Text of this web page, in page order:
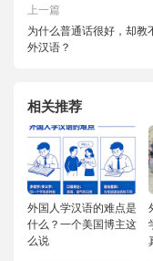
上一篇
为什么普通话很好，却教
外汉语？
相关推荐
外国人学汉语的难点是
什么？一个美国博主这
么说